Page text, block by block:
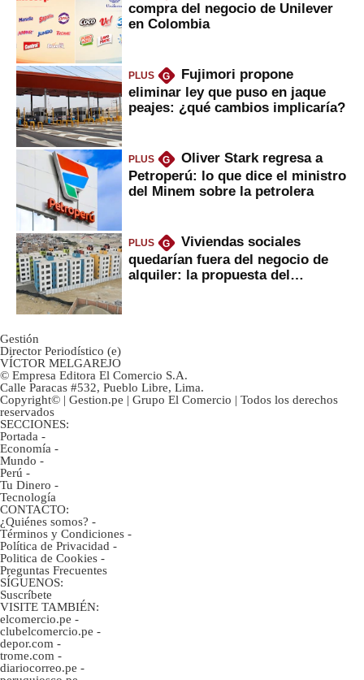
compra del negocio de Unilever
en Colombia
PLUS G
Fujimori propone
eliminar ley que puso en jaque
peajes: ¿qué cambios implicaría?
PLUS G
Oliver Stark regresa a
Petroperú: lo que dice el ministro
del Minem sobre la petrolera
PLUS G
Viviendas sociales
quedarían fuera del negocio de
alquiler: la propuesta del
Gestión
Director Periodístico (e)
VÍCTOR MELGAREJO
© Empresa Editora El Comercio S.A.
Calle Paracas #532, Pueblo Libre, Lima.
Copyright© | Gestion.pe | Grupo El Comercio | Todos los derechos
reservados
SECCIONES:
Portada -
Economía -
Mundo -
Perú -
Tu Dinero -
Tecnología
CONTACTO:
¿Quiénes somos? -
Términos y Condiciones -
Política de Privacidad -
Politica de Cookies -
Preguntas Frecuentes
SÍGUENOS:
Suscríbete
VISITE TAMBIÉN:
elcomercio.pe -
clubelcomercio.pe -
depor.com -
trome.com -
diariocorreo.pe -